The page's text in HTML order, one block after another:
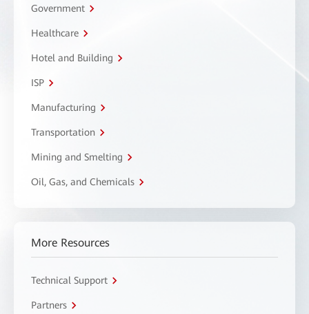
Government
Healthcare
Hotel and Building
ISP
Manufacturing
Transportation
Mining and Smelting
Oil, Gas, and Chemicals
More Resources
Technical Support
Partners